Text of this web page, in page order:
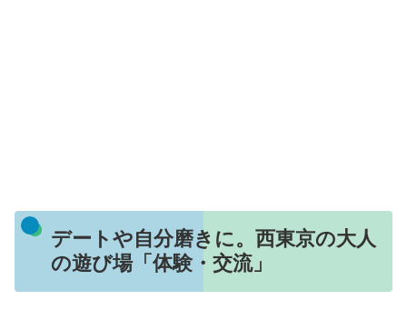
デートや自分磨きに。西東京の大人
の遊び場「体験・交流」